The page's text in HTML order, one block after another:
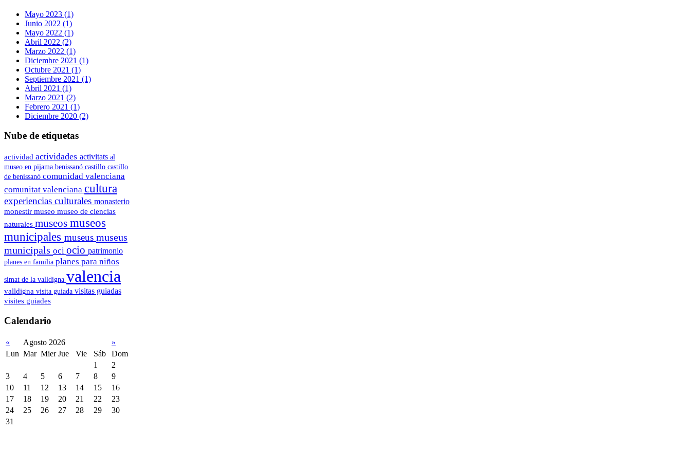
Mayo 2023 (1)
Junio 2022 (1)
Mayo 2022 (1)
Abril 2022 (2)
Marzo 2022 (1)
Diciembre 2021 (1)
Octubre 2021 (1)
Septiembre 2021 (1)
Abril 2021 (1)
Marzo 2021 (2)
Febrero 2021 (1)
Diciembre 2020 (2)
Nube de etiquetas
actividad actividades activitats al
museo en pijama benissanó castillo castillo
de benissanó comunidad valenciana
comunitat valenciana cultura
experiencias culturales monasterio
monestir museo museo de ciencias
naturales museos museos
municipales museus museus
municipals oci ocio patrimonio
planes en familia planes para niños
simat de la valldigna valencia
valldigna visita guiada visitas guiadas
visites guiades
Calendario
« Agosto 2026
»
Lun Mar Mier Jue Vie Sáb
Dom
1
2
3
4 5 6 7 8
9
10
11 12 13 14 15
16
17
18 19 20 21 22
23
24
25 26 27 28 29
30
31